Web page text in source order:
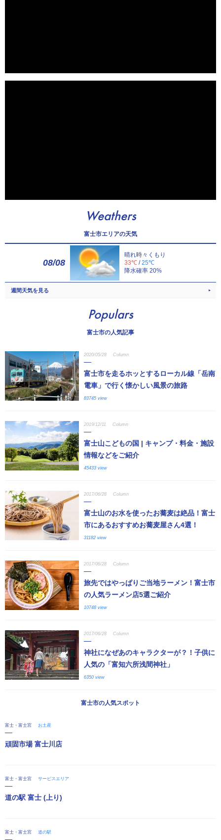
Weathers
富士市エリアの天気
08/08
晴れ時々くもり
33℃ /25℃
降水確率 20%
週間天気を見る
Populars
富士市の人気記事
2020/05/28 Column
富士市を走るホッとするローカル線「岳南
電車」で行く懐かしい風景の旅路
83745 view
2019/12/11 Column
富士山こどもの国 | キャンプ・料金・施設
情報などをご紹介
45433 view
2017/06/28 Column
富士山のお水を使ったお蕎麦は絶品！富士
市にあるおすすめお蕎麦屋さん4選！
31182 view
2017/06/28 Column
旅先ではやっぱりご当地ラーメン！富士市
の人気ラーメン店5選ご紹介
10748 view
2017/06/28 Column
神社になぜあのキャラクターが？！子供に
人気の「富知六所浅間神社」
6350 view
富士市の人気スポット
富士・富士宮 お土産
頑固市場 富士川店
富士・富士宮 サービスエリア
道の駅 富士 (上り)
富士・富士宮 道の駅